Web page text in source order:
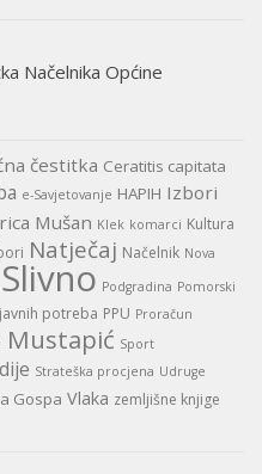
Načelnika Općine
čestitka Ceratitis capitata
e-Savjetovanje HAPIH Izbori
Mušan Klek komarci Kultura
Natječaj Načelnik Nova
Podgradina Pomorski
potreba PPU Proračun
Mustapić Sport
Strateška procjena Udruge
Gospa Vlaka zemljišne knjige